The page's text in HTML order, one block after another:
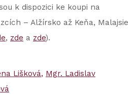
k dispozici ke koupi na
– Alžírsko až Keňa, Malajsie
, zde a zde).
Lišková
Mgr. Ladislav